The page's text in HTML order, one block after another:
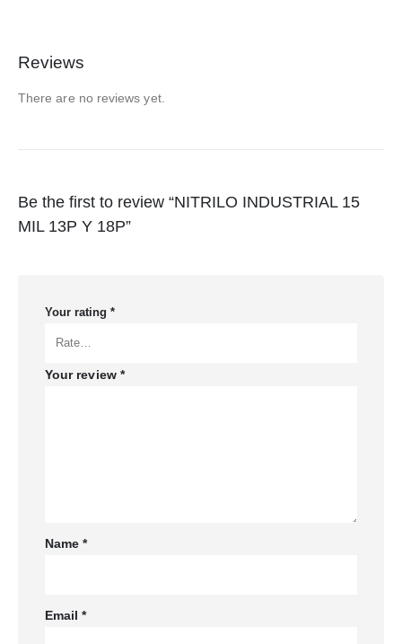
Reviews
There are no reviews yet.
Be the first to review “NITRILO INDUSTRIAL 15
MIL 13P Y 18P”
Your rating *
Your review *
Name*
Email*